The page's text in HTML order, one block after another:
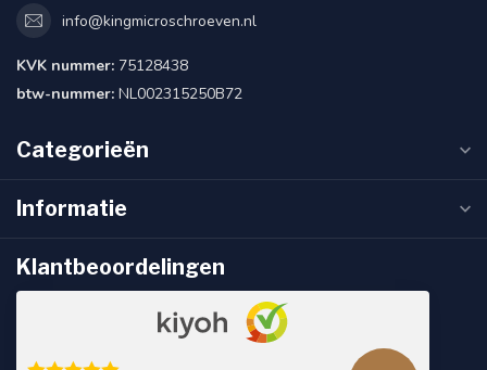
info@kingmicroschroeven.nl
KVK nummer: 75128438
btw-nummer: NL002315250B72
Categorieën
Informatie
Klantbeoordelingen